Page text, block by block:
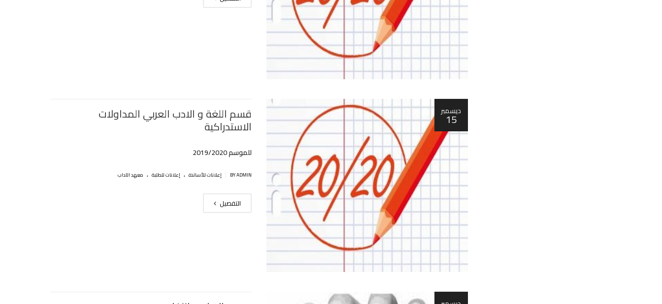
ديسمبر
15 قسم اللغة و الادب العربي المداولات
الاستدراكية
للموسم 2019/2020
BY ADMIN إعلانات للأساتذة . إعلانات للطلبة . معهد الآداب
التفصيل